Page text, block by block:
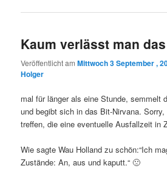
Kaum verlässt man
Veröffentlicht amMittwoch 3 September ,
Holger
mal für länger als eine Stunde, semmelt
und begibt sich in das Bit-Nirvana.
treffen, die eine eventuelle Ausfallzeit in
Wie sagte Wau Holland zu schön:“Ich
Zustände: An, aus und kaputt.“ 🙁